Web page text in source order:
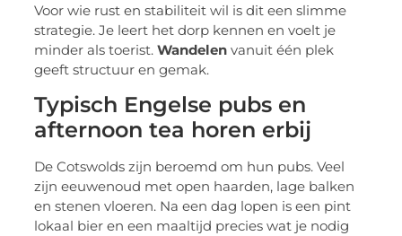
Voor wie rust en stabiliteit wil is dit een slimme
strategie. Je leert het dorp kennen en voelt je
minder als toerist.Wandelen vanuit één plek
geeft structuur en gemak.
Typisch Engelse pubs en
afternoon tea horen erbij
De Cotswolds zijn beroemd om hun pubs. Veel
zijn eeuwenoud met open haarden, lage balken
en stenen vloeren. Na een dag lopen is een pint
lokaal bier en een maaltijd precies wat je nodig